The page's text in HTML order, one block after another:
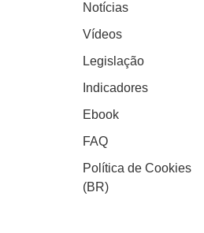
Notícias
Vídeos
Legislação
Indicadores
Ebook
FAQ
Política de Cookies
(BR)